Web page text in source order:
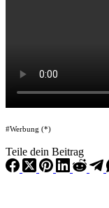
#Werbung (*)
Teile dein Beitrag